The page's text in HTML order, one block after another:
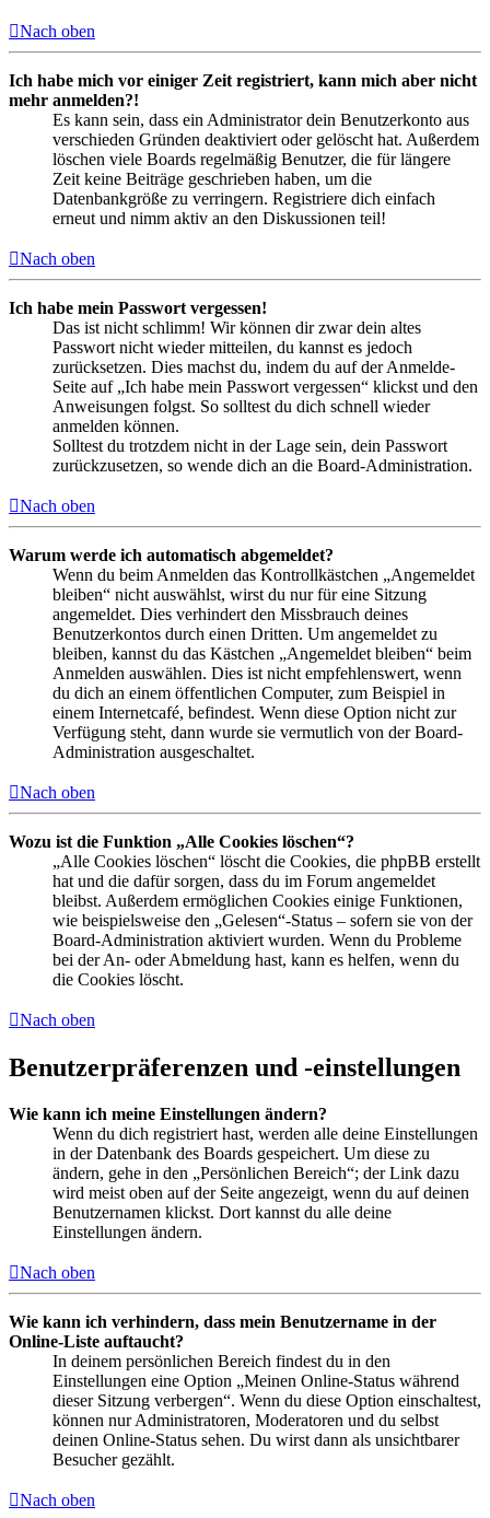
Nach oben
Ich habe mich vor einiger Zeit registriert, kann mich aber nicht
mehr anmelden?!
Es kann sein, dass ein Administrator dein Benutzerkonto aus
verschieden Gründen deaktiviert oder gelöscht hat. Außerdem
löschen viele Boards regelmäßig Benutzer, die für längere
Zeit keine Beiträge geschrieben haben, um die
Datenbankgröße zu verringern. Registriere dich einfach
erneut und nimm aktiv an den Diskussionen teil!
Nach oben
Ich habe mein Passwort vergessen!
Das ist nicht schlimm! Wir können dir zwar dein altes
Passwort nicht wieder mitteilen, du kannst es jedoch
zurücksetzen. Dies machst du, indem du auf der Anmelde-
Seite auf „Ich habe mein Passwort vergessen“ klickst und den
Anweisungen folgst. So solltest du dich schnell wieder
anmelden können.
Solltest du trotzdem nicht in der Lage sein, dein Passwort
zurückzusetzen, so wende dich an die Board-Administration.
Nach oben
Warum werde ich automatisch abgemeldet?
Wenn du beim Anmelden das Kontrollkästchen „Angemeldet
bleiben“ nicht auswählst, wirst du nur für eine Sitzung
angemeldet. Dies verhindert den Missbrauch deines
Benutzerkontos durch einen Dritten. Um angemeldet zu
bleiben, kannst du das Kästchen „Angemeldet bleiben“ beim
Anmelden auswählen. Dies ist nicht empfehlenswert, wenn
du dich an einem öffentlichen Computer, zum Beispiel in
einem Internetcafé, befindest. Wenn diese Option nicht zur
Verfügung steht, dann wurde sie vermutlich von der Board-
Administration ausgeschaltet.
Nach oben
Wozu ist die Funktion „Alle Cookies löschen“?
„Alle Cookies löschen“ löscht die Cookies, die phpBB erstellt
hat und die dafür sorgen, dass du im Forum angemeldet
bleibst. Außerdem ermöglichen Cookies einige Funktionen,
wie beispielsweise den „Gelesen“-Status – sofern sie von der
Board-Administration aktiviert wurden. Wenn du Probleme
bei der An- oder Abmeldung hast, kann es helfen, wenn du
die Cookies löscht.
Nach oben
Benutzerpräferenzen und -einstellungen
Wie kann ich meine Einstellungen ändern?
Wenn du dich registriert hast, werden alle deine Einstellungen
in der Datenbank des Boards gespeichert. Um diese zu
ändern, gehe in den „Persönlichen Bereich“; der Link dazu
wird meist oben auf der Seite angezeigt, wenn du auf deinen
Benutzernamen klickst. Dort kannst du alle deine
Einstellungen ändern.
Nach oben
Wie kann ich verhindern, dass mein Benutzername in der
Online-Liste auftaucht?
In deinem persönlichen Bereich findest du in den
Einstellungen eine Option „Meinen Online-Status während
dieser Sitzung verbergen“. Wenn du diese Option einschaltest,
können nur Administratoren, Moderatoren und du selbst
deinen Online-Status sehen. Du wirst dann als unsichtbarer
Besucher gezählt.
Nach oben